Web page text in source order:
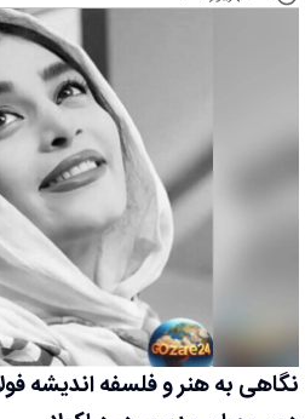
نگاهی به هنر و فلسفه اندیشه